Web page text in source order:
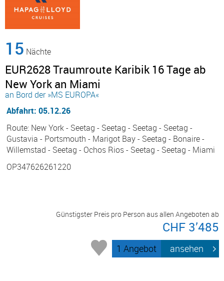
15 Nächte
EUR2628 Traumroute Karibik 16 Tage ab
New York an Miami
an Bord der »MS EUROPA«
Abfahrt: 05.12.26
Route: New York - Seetag - Seetag - Seetag - Seetag -
Gustavia - Portsmouth - Marigot Bay - Seetag - Bonaire -
Willemstad - Seetag - Ochos Rios - Seetag - Seetag - Miami
OP347626261220
Günstigster Preis pro Person aus allen Angeboten ab
CHF 3’485
1 Angebot ansehen